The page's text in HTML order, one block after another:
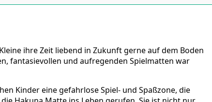
ihre Zeit liebend in Zukunft gerne auf dem Boden
fantasievollen und aufregenden Spielmatten war
Kinder eine gefahrlose Spiel- und Spaßzone, die